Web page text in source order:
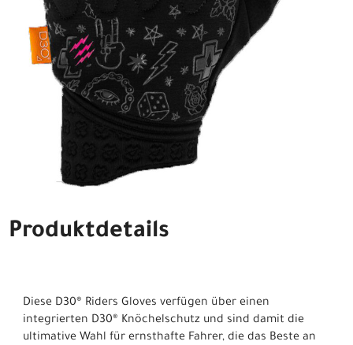
Produktdetails
Diese D30® Riders Gloves verfügen über einen
integrierten D30® Knöchelschutz und sind damit die
ultimative Wahl für ernsthafte Fahrer, die das Beste an